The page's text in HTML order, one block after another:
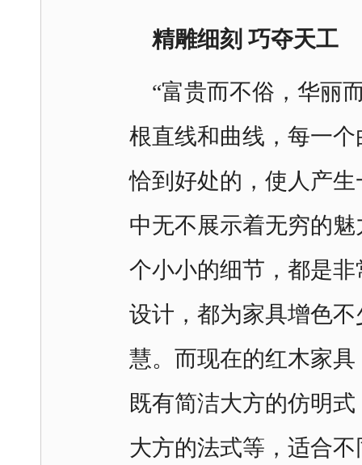
精雕细刻 巧夺天工
“富贵而不俗，华丽
根直线和曲线，每一
恰到好处的，使人产
中无不展示着无穷的
个小小的细节，都是
设计，都为家具增色
慧。而现在的红木家
既有简洁大方的仿明
大方的法式等，适合